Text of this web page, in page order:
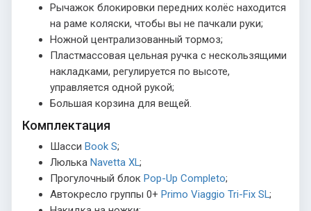
Рычажок блокировки передних колёс находится
на раме коляски, чтобы вы не пачкали руки;
Ножной централизованный тормоз;
Пластмассовая цельная ручка с нескользящими
накладками, регулируется по высоте,
управляется одной рукой;
Большая корзина для вещей.
Комплектация
Шасси Book S;
Люлька Navetta XL;
Прогулочный блок Pop-Up Completo;
Автокресло группы 0+ Primo Viaggio Tri-Fix SL;